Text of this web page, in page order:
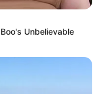
Unbelievable